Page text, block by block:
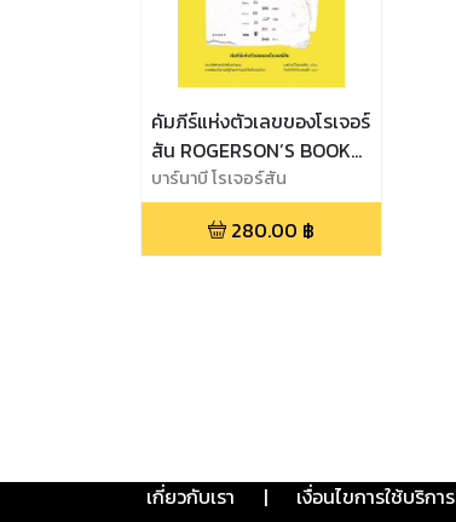
คัมภีร์แห่งตัวเลขของโรเจอร์
สัน ROGERSON’S BOOK
OF NEMBERS
บาร์นาบี โรเจอร์สัน
280.00 ฿
เกี่ยวกับเรา | เงื่อนไขการใช้บริการ